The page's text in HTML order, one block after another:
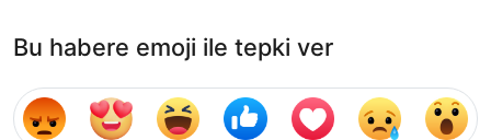
Bu habere emoji ile tepki ver